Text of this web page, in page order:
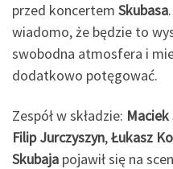
przed koncertem Skubasa
wiadomo, że będzie to
swobodna atmosfera i
dodatkowo potęgować.
Zespół w składzie:
Filip Jurczyszyn,Łukasz
Skubaja pojawił się na